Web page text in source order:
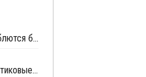
Цены на пропилен в Азии и Европе колеблются близ уровня в USD1000
В Китае научились перерабатывать пластиковые отходы в реактивное топливо с эффективностью 82%